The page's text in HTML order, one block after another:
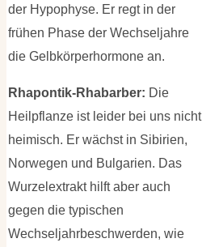
der Hypophyse. Er regt in der
frühen Phase der Wechseljahre
die Gelbkörperhormone an.
Rhapontik-Rhabarber: Die
Heilpflanze ist leider bei uns nicht
heimisch. Er wächst in Sibirien,
Norwegen und Bulgarien. Das
Wurzelextrakt hilft aber auch
gegen die typischen
Wechseljahrbeschwerden, wie